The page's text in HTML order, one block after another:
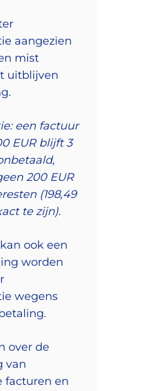
aangezien
mist
uitblijven
een factuur
EUR blijft 3
200 EUR
(198,49
te zijn).
ook een
worden
wegens
over de
van
facturen en